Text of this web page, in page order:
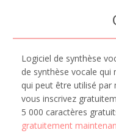
Logiciel de synthèse
de synthèse vocale qui
qui peut être utilisé par
vous inscrivez
5 000 caractères
gratuitement